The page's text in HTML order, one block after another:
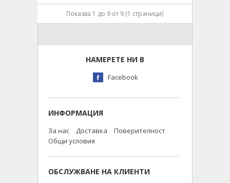
Показва 1 до 9 от 9 (1 страници)
НАМЕРЕТЕ НИ В
Facebook
ИНФОРМАЦИЯ
За нас Доставка
Поверителност
Общи условия
ОБСЛУЖВАНЕ НА КЛИЕНТИ